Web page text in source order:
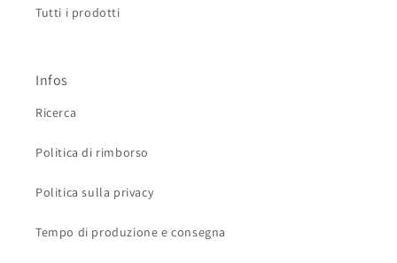
Tutti i prodotti
Infos
Ricerca
Politica di rimborso
Politica sulla privacy
Tempo di produzione e consegna